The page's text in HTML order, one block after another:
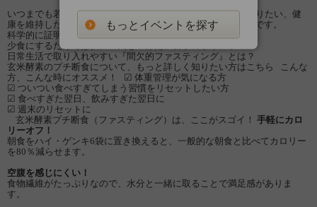
いつまでも若々しくいたい、美しさを保ちたい、スリムになりたい、健
康を維持したい…そんな方におすすめの“からだリセット法”です。
科学的に証明！少食がよい理由
少食にするだけではダメ！気をつけたい食事のポイント
日常生活で取り入れやすい『間欠的ファスティング』とは？
玄米酵素のプチ断食について、もっと詳しく知りたい方はこちら こんな
方、こんな時にオススメ！ ☑ 体重管理が気になる方
☑ ついつい食べすぎてしまう習慣をリセットしたい方
☑ 食べすぎた翌日、飲みすぎた翌日に
☑ 週末のリセットに
玄米酵素プチ断食（ファスティング）は、ここがスゴイ！ 手軽にカロ
リーオフ！
朝食をハイ・ゲンキ6袋に置き換えると、一般的な朝食と比べてカロリー
を80％減らせます。
空腹を感じにくい！
食物繊維がたっぷりなので、水分と一緒に取ることで満足感がありま
す。
もっとイベントを探す